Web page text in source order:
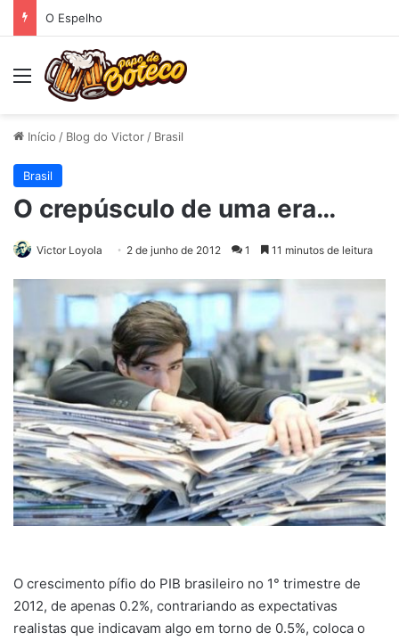
O Espelho
Menu
Início / Blog do Victor / Brasil
Brasil
O crepúsculo de uma era…
Victor Loyola 2 de junho de 2012 1 11 minutos de leitura
O crescimento pífio do PIB brasileiro no 1° trimestre de
2012, de apenas 0.2%, contrariando as expectativas
realistas que indicavam algo em torno de 0.5%, coloca o